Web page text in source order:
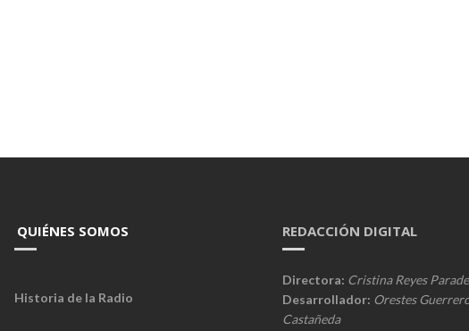
QUIÉNES SOMOS
Historia de la Radio
REDACCIÓN DIGITAL
Directora: Cristina Reyes
Desarrollador: Orestes
Castañeda